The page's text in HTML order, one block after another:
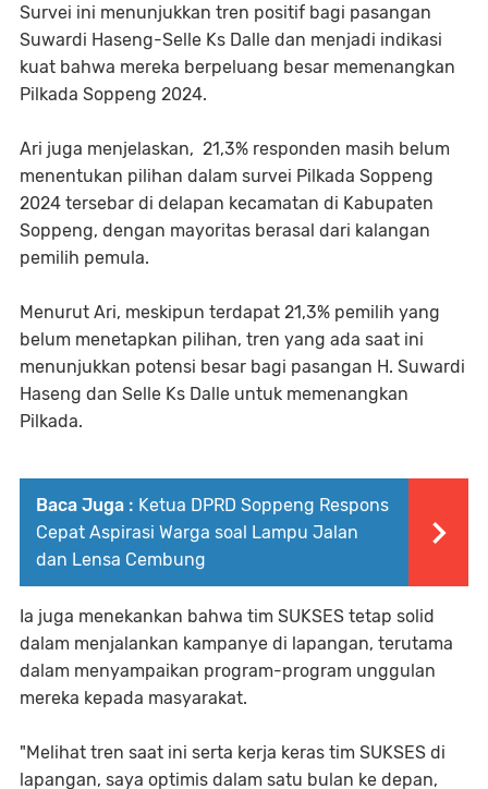
Survei ini menunjukkan tren positif bagi pasangan
Suwardi Haseng-Selle Ks Dalle dan menjadi indikasi
kuat bahwa mereka berpeluang besar memenangkan
Pilkada Soppeng 2024.
Ari juga menjelaskan, 21,3% responden masih belum
menentukan pilihan dalam survei Pilkada Soppeng
2024 tersebar di delapan kecamatan di Kabupaten
Soppeng, dengan mayoritas berasal dari kalangan
pemilih pemula.
Menurut Ari, meskipun terdapat 21,3% pemilih yang
belum menetapkan pilihan, tren yang ada saat ini
menunjukkan potensi besar bagi pasangan H. Suwardi
Haseng dan Selle Ks Dalle untuk memenangkan
Pilkada.
Baca Juga : Ketua DPRD Soppeng Respons
Cepat Aspirasi Warga soal Lampu Jalan
dan Lensa Cembung
Ia juga menekankan bahwa tim SUKSES tetap solid
dalam menjalankan kampanye di lapangan, terutama
dalam menyampaikan program-program unggulan
mereka kepada masyarakat.
"Melihat tren saat ini serta kerja keras tim SUKSES di
lapangan, saya optimis dalam satu bulan ke depan,